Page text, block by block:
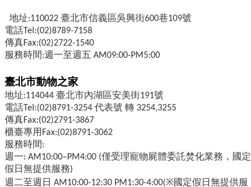
地址:110022 臺北市信義區吳興街600巷109號
電話Tel:(02)8789-7158
傳真Fax:(02)2722-1540
服務時間:週一至週五 AM09:00-PM5:00
臺北市動物之家
地址:114044 臺北市內湖區安美街191號
電話Tel:(02)8791-3254 代表號 轉 3254,3255
傳真Fax:(02)2791-3867
櫃臺專用Fax:(02)8791-3062
服務時間:
週一: AM10:00–PM4:00 (僅受理寵物屍體委託焚化業務，國定
假日無提供服務)
週二至週日 AM10:00-12:30 PM1:30-4:00(※國定假日無提供服